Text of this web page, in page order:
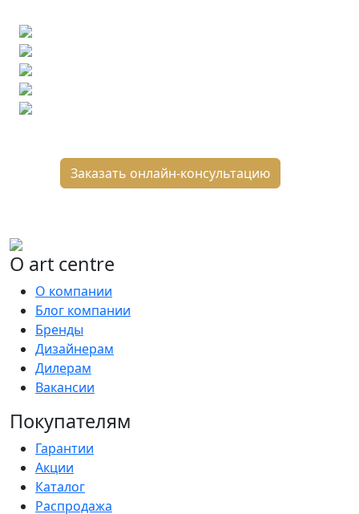
Заказать онлайн-консультацию
О art centre
О компании
Блог компании
Бренды
Дизайнерам
Дилерам
Вакансии
Покупателям
Гарантии
Акции
Каталог
Распродажа